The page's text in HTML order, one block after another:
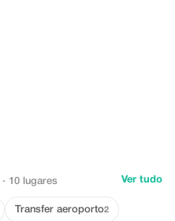
· 10 lugares Ver tudo
Transfer aeroporto2